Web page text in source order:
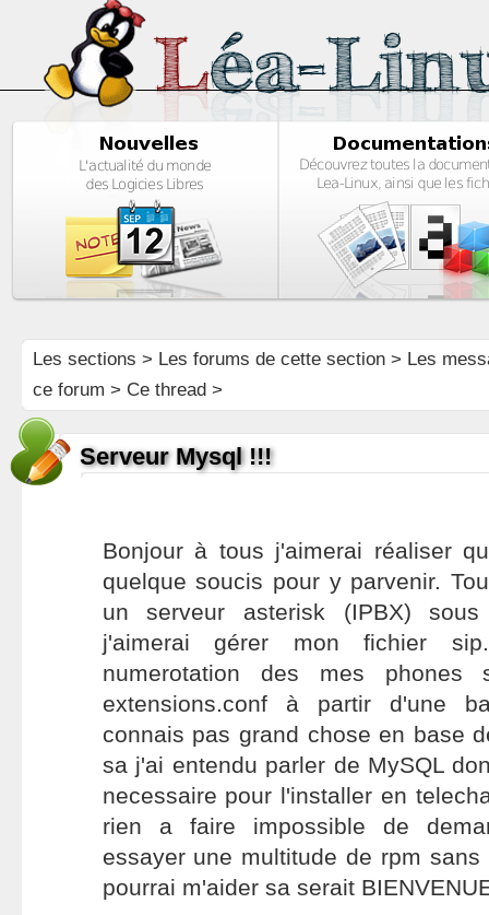
Les sections > Les forums de cette section> Les
ce forum > Ce thread >
Serveur Mysql !!!
Bonjour à tous j'aimerai réaliser
quelque soucis pour y parvenir.
un serveur asterisk (IPBX)
j'aimerai gérer mon fichier
numerotation des mes
extensions.conf à partir d'une
connais pas grand chose en base
sa j'ai entendu parler de MySQL
necessaire pour l'installer en
rien a faire impossible de
essayer une multitude de rpm
pourrai m'aider sa serait